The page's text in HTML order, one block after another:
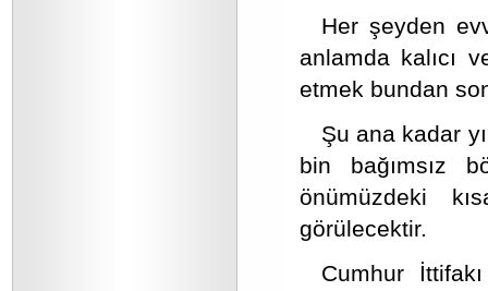
Her şeyden
anlamda kalıcı
etmek bundan
Şu ana kadar
bin bağımsız
önümüzdeki
görülecektir.
Cumhur